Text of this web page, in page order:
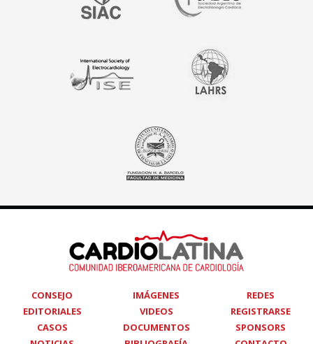
CONSEJO
EDITORIALES
CASOS
IMÁGENES
VIDEOS
DOCUMENTOS
REDES
REGISTRARSE
SPONSORS